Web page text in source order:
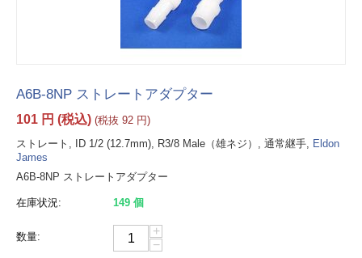
A6B-8NP ストレートアダプター
101 円 (税込) (税抜 92 円)
ストレート, ID 1/2 (12.7mm), R3/8 Male（雄ネジ）, 通常継手, Eldon
James
A6B-8NP ストレートアダプター
在庫状況: 149 個
数量:
+
−